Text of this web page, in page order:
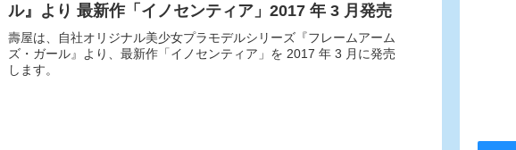
ル』より 最新作「イノセンティア」2017 年 3 月発売
壽屋は、自社オリジナル美少女プラモデルシリーズ『フレームアーム
ズ・ガール』より、最新作「イノセンティア」を 2017 年 3 月に発売
します。